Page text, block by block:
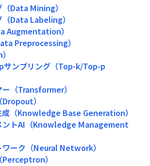
Data Mining）
Data Labeling）
Augmentation）
Preprocessing）
サンプリング（Top-k/Top-p
（Transformer）
）
成（Knowledge Base Generation）
ントAI（Knowledge Management
ーク（Neural Network）
）